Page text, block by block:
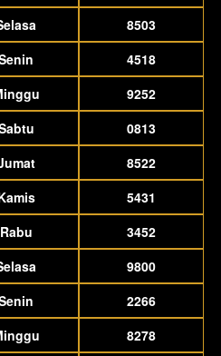
8503
4518
9252
0813
8522
5431
Rabu
3452
9800
2266
8278